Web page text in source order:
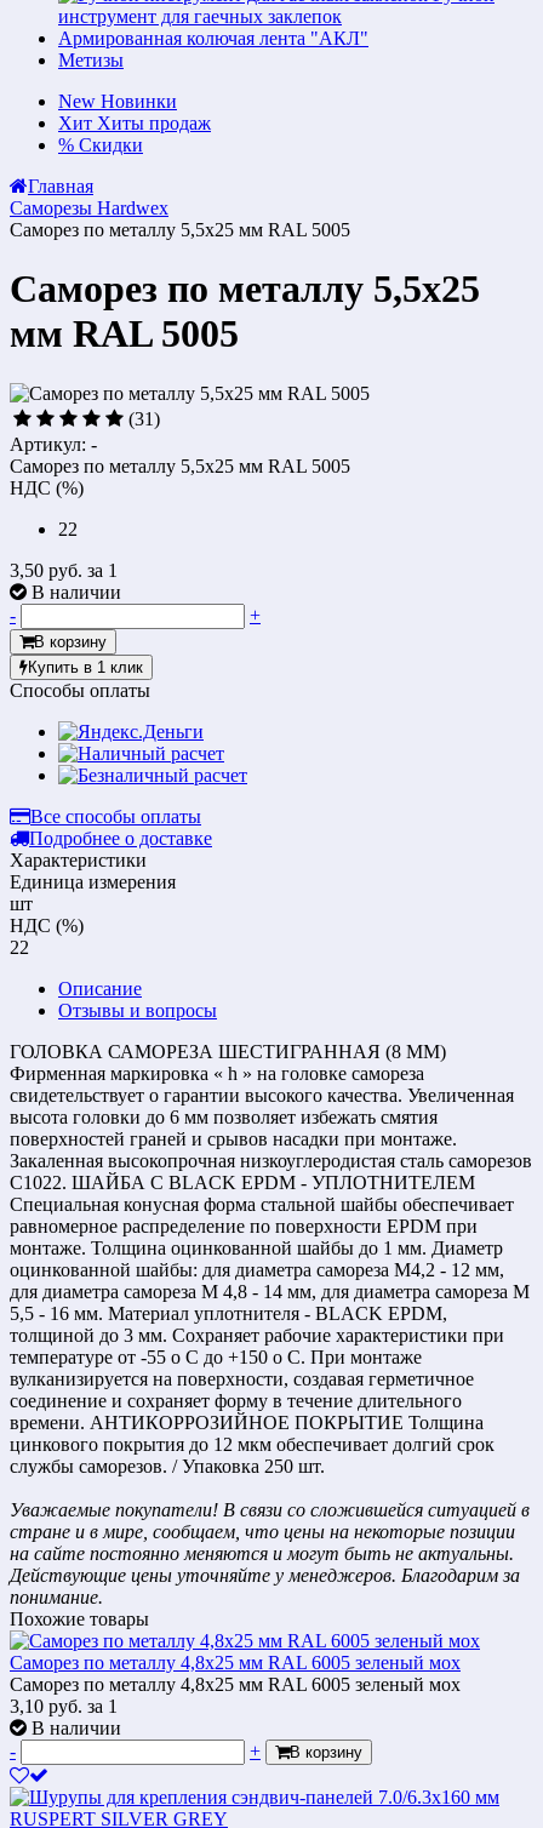
инструмент для гаечных заклепок
Армированная колючая лента "АКЛ"
Метизы
New Новинки
Хит Хиты продаж
% Скидки
Главная
Саморезы Hardwex
Саморез по металлу 5,5x25 мм RAL 5005
Саморез по металлу 5,5x25
мм RAL 5005
(31)
Артикул: -
Саморез по металлу 5,5x25 мм RAL 5005
НДС (%)
22
3,50 руб. за 1
В наличии
-
+
В корзину
Купить в 1 клик
Способы оплаты
Все способы оплаты
Подробнее о доставке
Характеристики
Единица измерения
шт
НДС (%)
22
Описание
Отзывы и вопросы
ГОЛОВКА САМОРЕЗА ШЕСТИГРАННАЯ (8 ММ)
Фирменная маркировка « h » на головке самореза
свидетельствует о гарантии высокого качества. Увеличенная
высота головки до 6 мм позволяет избежать смятия
поверхностей граней и срывов насадки при монтаже.
Закаленная высокопрочная низкоуглеродистая сталь саморезов
С1022. ШАЙБА С BLACK EPDM - УПЛОТНИТЕЛЕМ
Специальная конусная форма стальной шайбы обеспечивает
равномерное распределение по поверхности EPDM при
монтаже. Толщина оцинкованной шайбы до 1 мм. Диаметр
оцинкованной шайбы: для диаметра самореза М4,2 - 12 мм,
для диаметра само­реза М 4,8 - 14 мм, для диаметра самореза М
5,5 - 16 мм. Материал уплотнителя - BLACK EPDM,
толщиной до 3 мм. Сохраняет рабочие характеристики при
температуре от -55 o С до +150 o С. При монтаже
вулканизируется на поверхности, создавая герметичное
соединение и сохраняет форму в течение длительного
времени. АНТИКОРРОЗИЙНОЕ ПОКРЫТИЕ Толщина
цинкового покрытия до 12 мкм обеспечивает долгий срок
службы саморезов. / Упаковка 250 шт.
Уважаемые покупатели! В связи со сложившейся ситуацией в
стране и в мире, сообщаем, что цены на некоторые позиции
на сайте постоянно меняются и могут быть не актуальны.
Действующие цены уточняйте у менеджеров. Благодарим за
понимание.
Похожие товары
Саморез по металлу 4,8x25 мм RAL 6005 зеленый мох
Саморез по металлу 4,8x25 мм RAL 6005 зеленый мох
3,10 руб. за 1
В наличии
-
+ В корзину